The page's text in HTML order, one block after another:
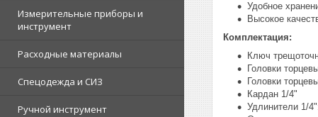
Измерительные приборы и
инструмент
Расходные материалы
Спецодежда и СИЗ
Ручной инструмент
Удобное
Высокое
Комплектация:
Ключ
Головки
Головки
Кардан 1/4"
Удлинители 1/